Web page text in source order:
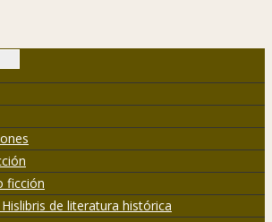
ficción
de literatura histórica